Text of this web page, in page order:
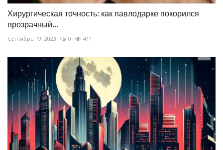
Хирургическая точность: как павлодарке покорился
прозрачный...
Сентябрь 19, 2023 0 411